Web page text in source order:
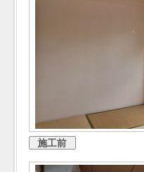
施工前